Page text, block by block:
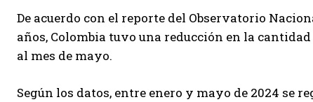
De acuerdo con el reporte del Observatorio
años, Colombia tuvo una reducción en la
al mes de mayo.
Según los datos, entre enero y mayo de 2024 se